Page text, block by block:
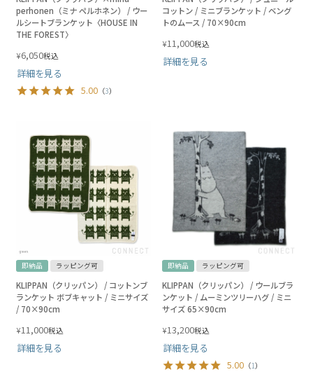
perhonen（ミナ ペルホネン） / ウー
ルシートブランケット〈HOUSE IN
THE FOREST〉
¥6,050税込
詳細を見る
5.00 （3）
コットン / ミニブランケット / ベング
トのムース / 70×90cm
¥11,000税込
詳細を見る
即納品 ラッピング可
KLIPPAN（クリッパン） / コットンブ
ランケット ボブキャット / ミニサイズ
/ 70×90cm
¥11,000税込
詳細を見る
即納品 ラッピング可
KLIPPAN（クリッパン） / ウールブラ
ンケット / ムーミンツリーハグ / ミニ
サイズ 65×90cm
¥13,200税込
詳細を見る
5.00 （1）